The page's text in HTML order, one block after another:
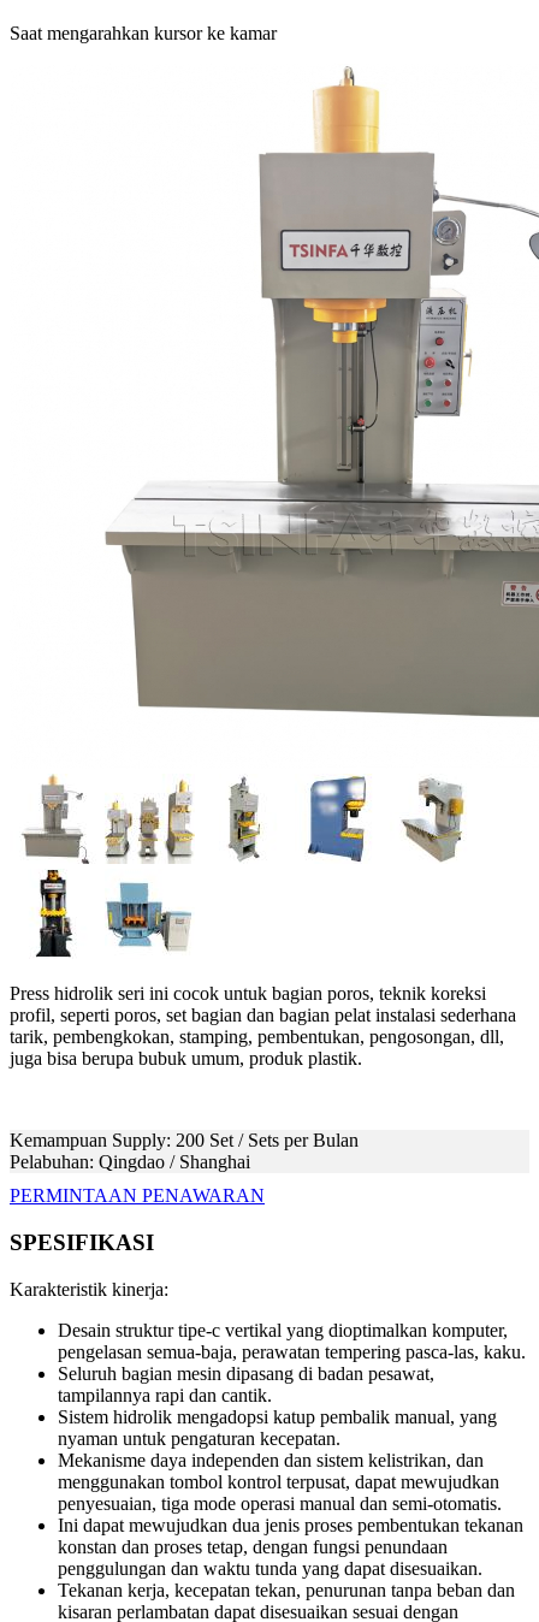
Saat mengarahkan kursor ke kamar
Press hidrolik seri ini cocok untuk bagian poros, teknik koreksi
profil, seperti poros, set bagian dan bagian pelat instalasi sederhana
tarik, pembengkokan, stamping, pembentukan, pengosongan, dll,
juga bisa berupa bubuk umum, produk plastik.
Kemampuan Supply: 200 Set / Sets per Bulan
Pelabuhan: Qingdao / Shanghai
PERMINTAAN PENAWARAN
SPESIFIKASI
Karakteristik kinerja:
Desain struktur tipe-c vertikal yang dioptimalkan komputer,
pengelasan semua-baja, perawatan tempering pasca-las, kaku.
Seluruh bagian mesin dipasang di badan pesawat,
tampilannya rapi dan cantik.
Sistem hidrolik mengadopsi katup pembalik manual, yang
nyaman untuk pengaturan kecepatan.
Mekanisme daya independen dan sistem kelistrikan, dan
menggunakan tombol kontrol terpusat, dapat mewujudkan
penyesuaian, tiga mode operasi manual dan semi-otomatis.
Ini dapat mewujudkan dua jenis proses pembentukan tekanan
konstan dan proses tetap, dengan fungsi penundaan
penggulungan dan waktu tunda yang dapat disesuaikan.
Tekanan kerja, kecepatan tekan, penurunan tanpa beban dan
kisaran perlambatan dapat disesuaikan sesuai dengan